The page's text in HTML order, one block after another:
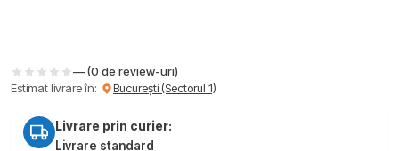
— (0 de review-uri)
Estimat livrare în:
București (Sectorul 1)
Livrare prin curier:
Livrare standard